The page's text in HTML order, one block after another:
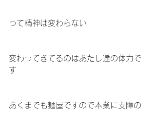
って精神は変わらない
変わってきてるのはあたし達の体力で
す
あくまでも麺屋ですので本業に支障の